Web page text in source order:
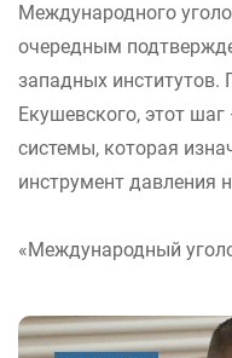
Международного
очередным
западных
Екушевского, этот
системы, которая
инструмент давления
«Международный